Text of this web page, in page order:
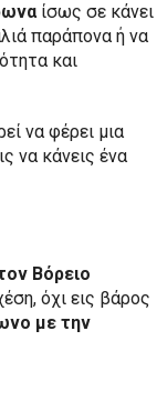
ίσως σε κάνει
παράπονα ή να
και
να φέρει μια
να κάνεις ένα
Βόρειο
όχι εις βάρος
με την